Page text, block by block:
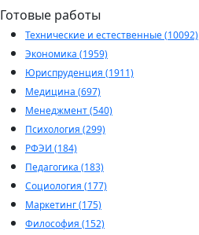
Готовые работы
Технические и естественные (10092)
Экономика (1959)
Юриспруденция (1911)
Медицина (697)
Менеджмент (540)
Психология (299)
РФЭИ (184)
Педагогика (183)
Социология (177)
Маркетинг (175)
Философия (152)